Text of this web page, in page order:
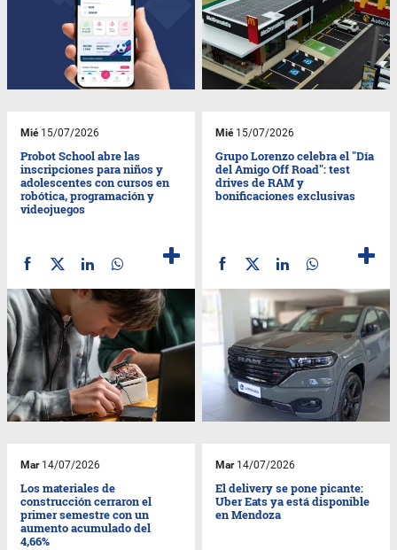
Mié15/07/2026
Probot School abre las
inscripciones para niños y
adolescentes con cursos en
robótica, programación y
videojuegos
Mié15/07/2026
Grupo Lorenzo celebra el "Día
del Amigo Off Road": test
drives de RAM y
bonificaciones exclusivas
Mar14/07/2026
Los materiales de
construcción cerraron el
primer semestre con un
aumento acumulado del
4,66%
Mar14/07/2026
El delivery se pone picante:
Uber Eats ya está disponible
en Mendoza